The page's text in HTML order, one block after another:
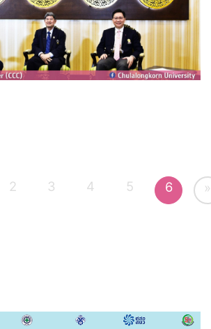
2 3 4 5 6 »